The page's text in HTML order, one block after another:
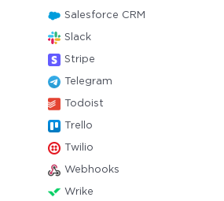
Salesforce CRM
Slack
Stripe
Telegram
Todoist
Trello
Twilio
Webhooks
Wrike